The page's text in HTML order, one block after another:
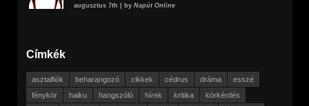
augusztus 7th | by Napút Online
Címkék
asztalfiók beharangozó cikkek cédrus dráma
esszé
fénykör
haiku hangszóló hírek kritika
körkérdés